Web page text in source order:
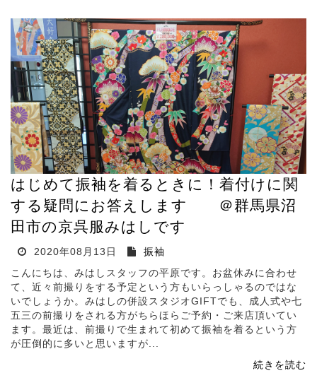
はじめて振袖を着るときに！着付けに関
する疑問にお答えします ＠群馬県沼
田市の京呉服みはしです
2020年08月13日
振袖
こんにちは、みはしスタッフの平原です。お盆休みに合わせ
て、近々前撮りをする予定という方もいらっしゃるのではな
いでしょうか。みはしの併設スタジオGIFTでも、成人式や七
五三の前撮りをされる方がちらほらご予約・ご来店頂いてい
ます。最近は、前撮りで生まれて初めて振袖を着るという方
が圧倒的に多いと思いますが...
続きを読む